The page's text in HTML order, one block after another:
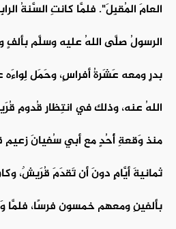
العامَ المُقبِلَ". فلمَّا كانتِ السَّنةُ
الرسولُ صلَّى اللهُ عليه وسلَّم
بدرٍ ومعه عَشَرةُ أفراسٍ، وحَمَل
اللهُ عنه، وذلك في انتِظارِ قُدومِ
منذ وَقعةِ أُحُدٍ مع أبي سُفيانَ زعيمِ
ثمانيةَ أيَّامٍ دونَ أن تَقدَمَ قُرَيشٌ،
بألفينِ ومعهم خمسون فرسًا، فلمَّا